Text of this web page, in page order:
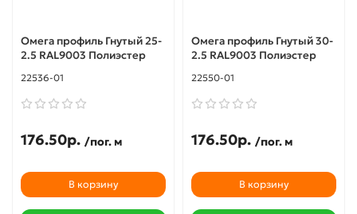
Омега профиль Гнутый 25-
2.5 RAL9003 Полиэстер
22536-01
176.50р. /пог. м
В корзину
Омега профиль Гнутый 30-
2.5 RAL9003 Полиэстер
22550-01
176.50р. /пог. м
В корзину